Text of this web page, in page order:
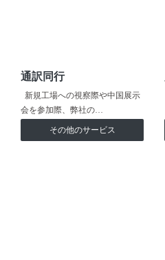
通訳同行
新規工場への視察際や中国展示
会を参加際、弊社の…
その他のサービス